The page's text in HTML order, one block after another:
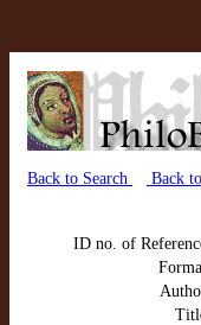
Back to Search Back
ID no. of